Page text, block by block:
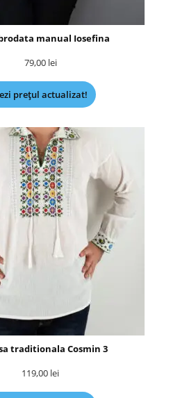
manual Iosefina
79,00 lei
prețul actualizat!
traditionala Cosmin 3
119,00 lei